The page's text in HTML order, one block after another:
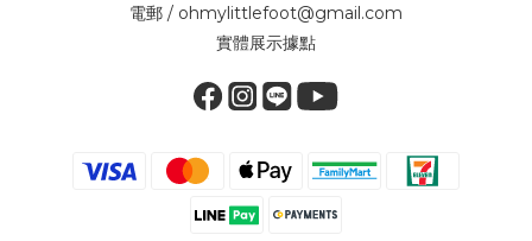
電郵 / ohmylittlefoot@gmail.com
實體展示據點